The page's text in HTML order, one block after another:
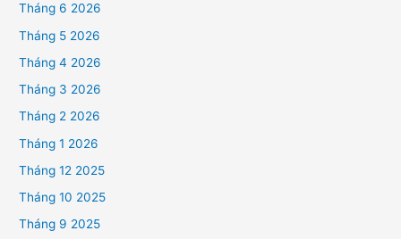
Tháng 6 2026
Tháng 5 2026
Tháng 4 2026
Tháng 3 2026
Tháng 2 2026
Tháng 1 2026
Tháng 12 2025
Tháng 10 2025
Tháng 9 2025